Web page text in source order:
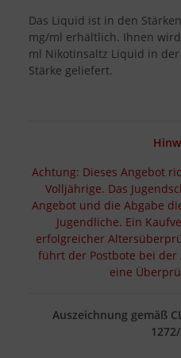
Das Liquid ist in den
mg/ml erhältlich. Ihnen
ml Nikotinsaltz Liquid in
Stärke geliefert.
Achtung: Dieses Angebot
Volljährige. Das
Angebot und die Abgabe
Jugendliche. Ein
erfolgreicher
führt der Postbote bei der
eine
Auszeichnung gemäß